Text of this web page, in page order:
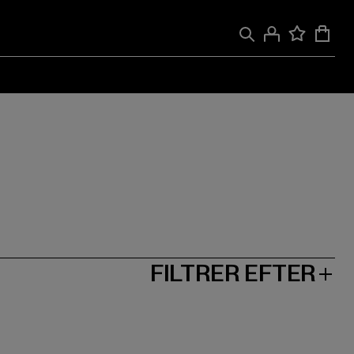
FILTRER EFTER